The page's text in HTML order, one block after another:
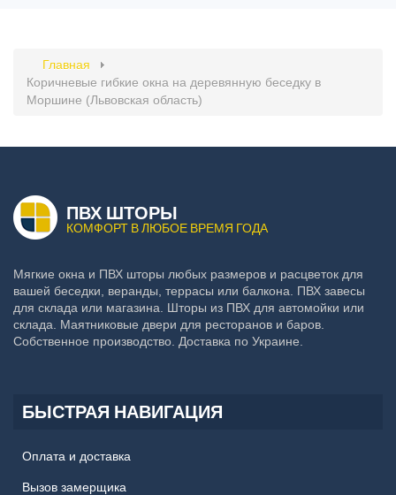
Главная
Коричневые гибкие окна на деревянную беседку в
Моршине (Львовская область)
ПВХ ШТОРЫ
КОМФОРТ В ЛЮБОЕ ВРЕМЯ ГОДА
Мягкие окна и ПВХ шторы любых размеров и расцветок для
вашей беседки, веранды, террасы или балкона. ПВХ завесы
для склада или магазина. Шторы из ПВХ для автомойки или
склада. Маятниковые двери для ресторанов и баров.
Собственное производство. Доставка по Украине.
БЫСТРАЯ НАВИГАЦИЯ
Оплата и доставка
Вызов замерщика